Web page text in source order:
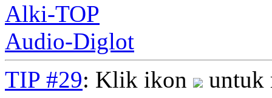
Alki-TOP
Audio-Diglot
TIP #29: Klik ikon
untuk